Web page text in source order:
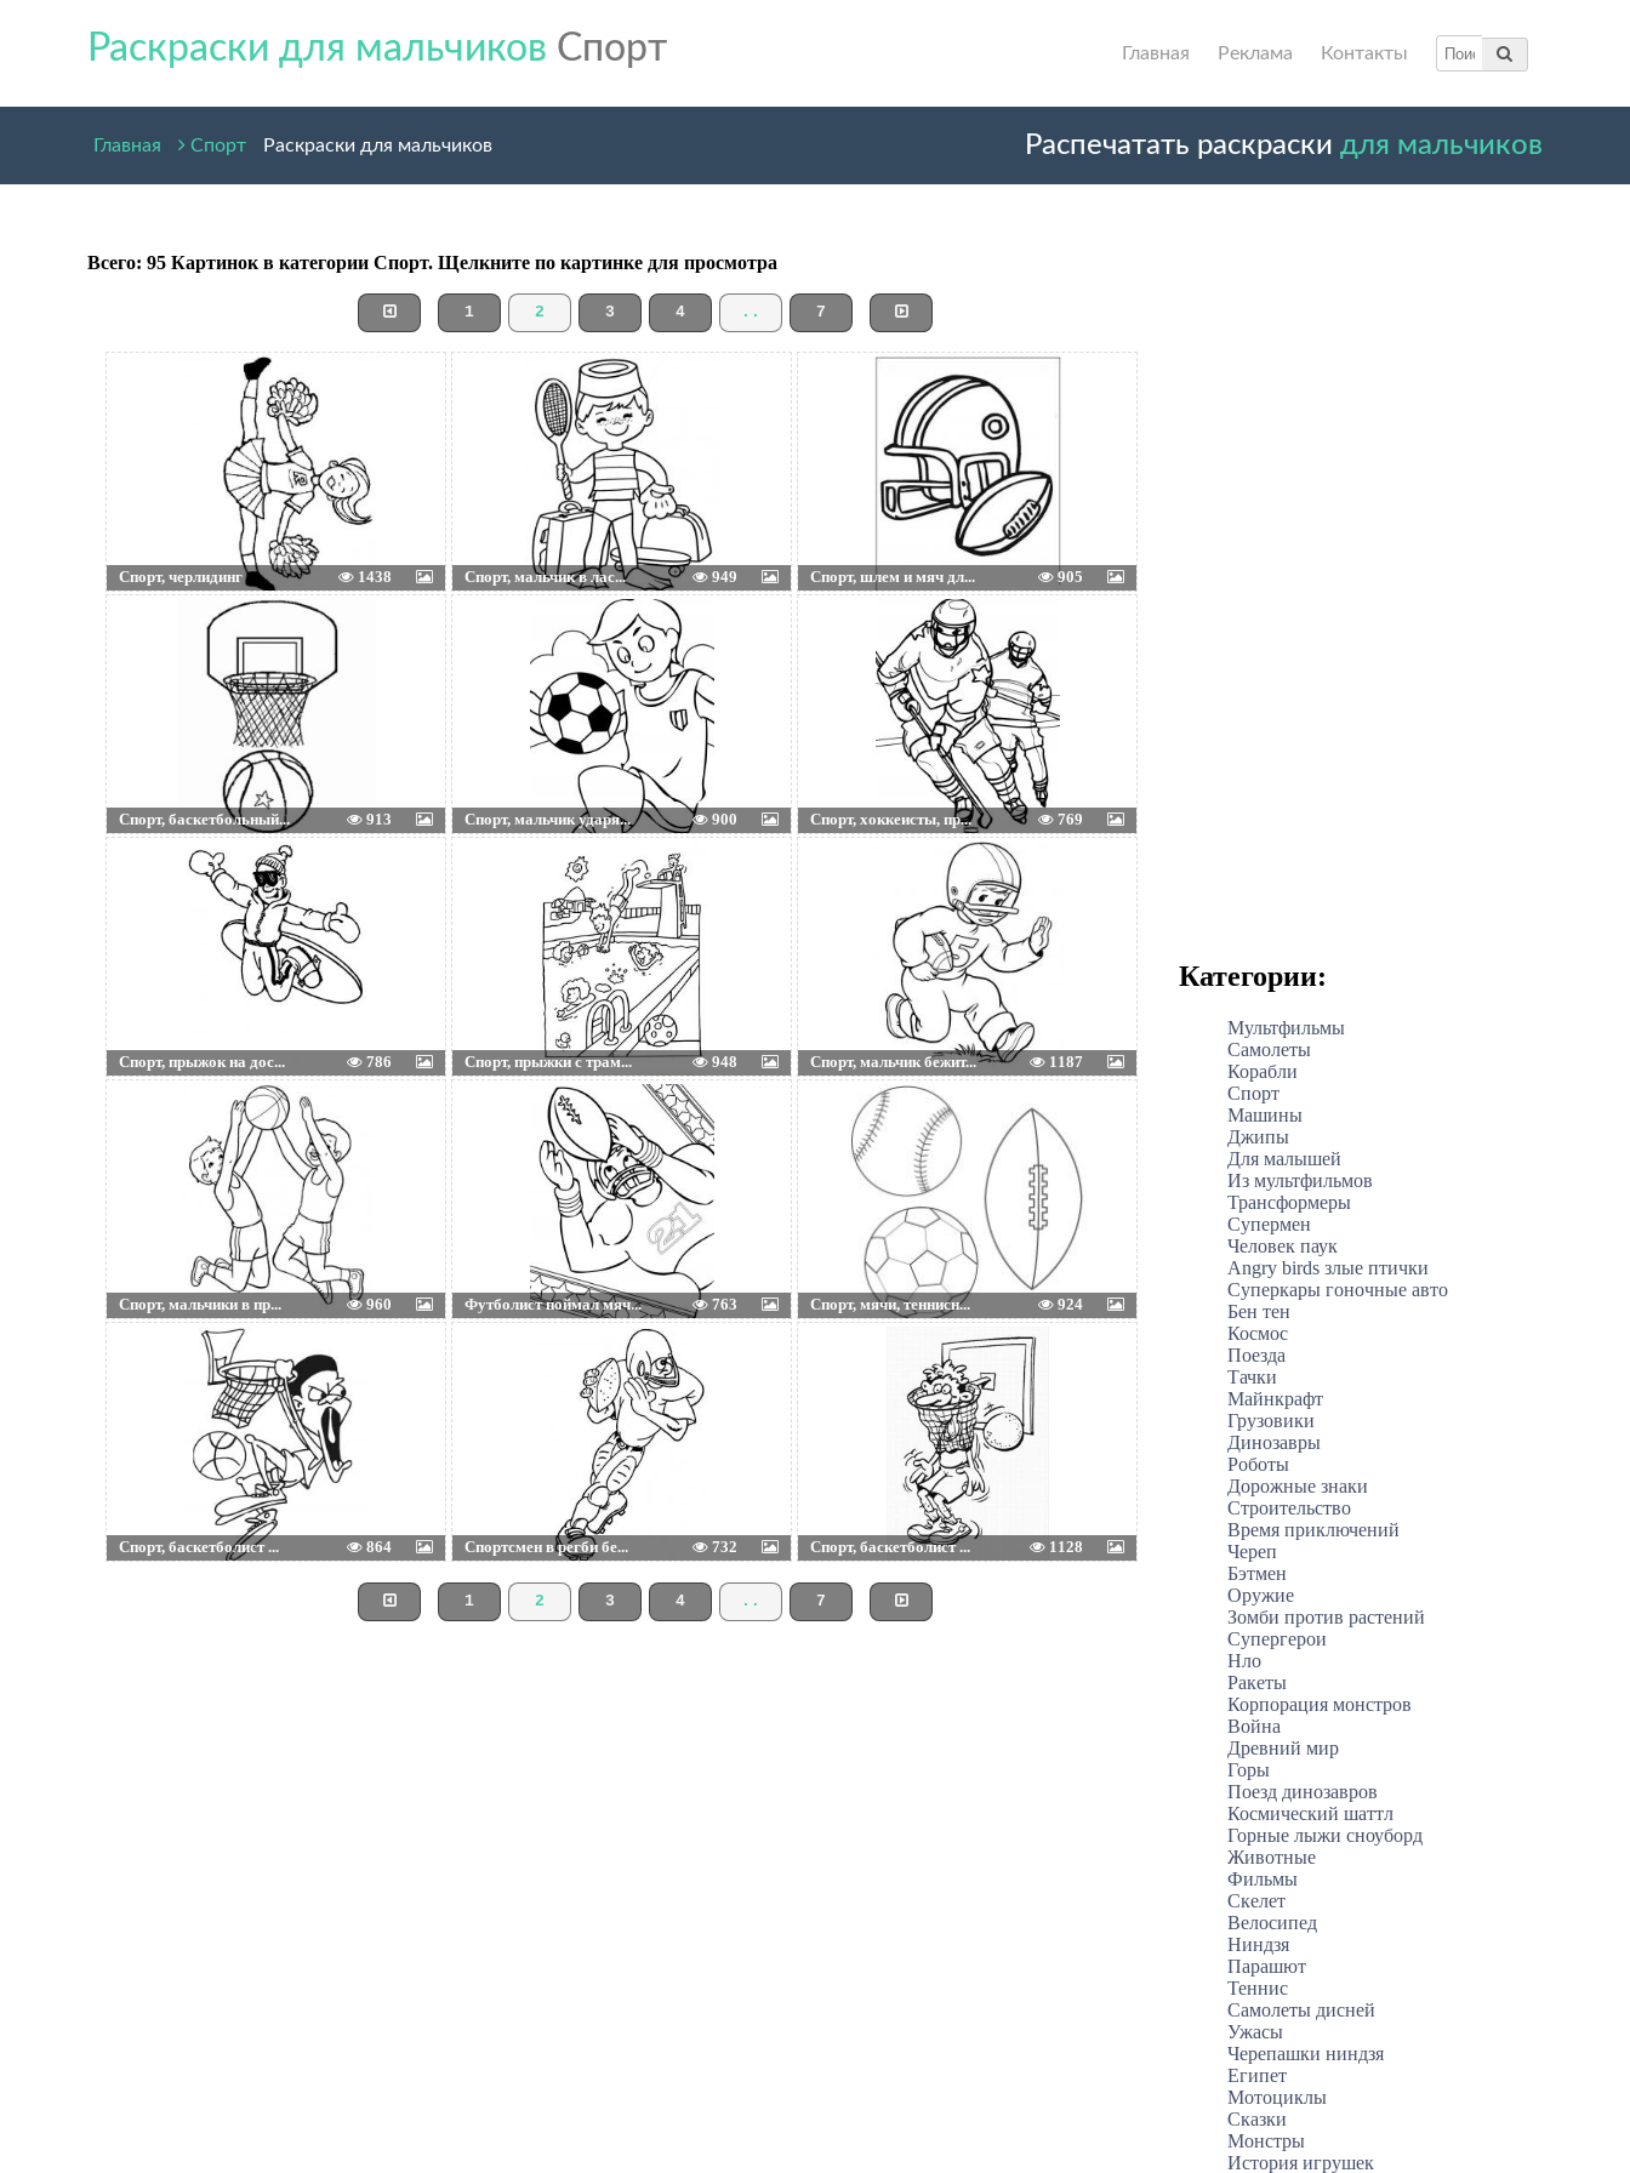
Раскраски для мальчиков Спорт Главная Реклама Контакты
Распечатать раскраски для мальчиков
Главная Спорт Раскраски для мальчиков
Всего: 95 Картинок в категории Спорт. Щелкните по картинке для просмотра
1 2 3 4 .. 7
Спорт, черлидинг 1438 Спорт, мальчик в лас... 949 Спорт, шлем и мяч дл... 905
Спорт, баскетбольный... 913 Спорт, мальчик ударя... 900 Спорт, хоккеисты, пр... 769
Спорт, прыжок на дос... 786 Спорт, прыжки с трам... 948 Спорт, мальчик бежит... 1187
Спорт, мальчики в пр... 960 Футболист поймал мяч... 763 Спорт, мячи, теннисн... 924
Спорт, баскетболист ... 864 Спортсмен в регби бе... 732 Спорт, баскетболист ... 1128
1 2 3 4 .. 7
Категории:
Мультфильмы
Самолеты
Корабли
Спорт
Машины
Джипы
Для малышей
Из мультфильмов
Трансформеры
Супермен
Человек паук
Angry birds злые птички
Суперкары гоночные авто
Бен тен
Космос
Поезда
Тачки
Майнкрафт
Грузовики
Динозавры
Роботы
Дорожные знаки
Строительство
Время приключений
Череп
Бэтмен
Оружие
Зомби против растений
Супергерои
Нло
Ракеты
Корпорация монстров
Война
Древний мир
Горы
Поезд динозавров
Космический шаттл
Горные лыжи сноуборд
Животные
Фильмы
Скелет
Велосипед
Ниндзя
Парашют
Теннис
Самолеты дисней
Ужасы
Черепашки ниндзя
Египет
Мотоциклы
Сказки
Монстры
История игрушек